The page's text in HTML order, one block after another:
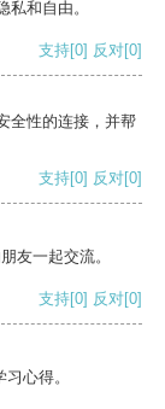
和自由。
支持[0] 反对[0]
全性的连接，并帮
支持[0] 反对[0]
友一起交流。
支持[0] 反对[0]
心得。